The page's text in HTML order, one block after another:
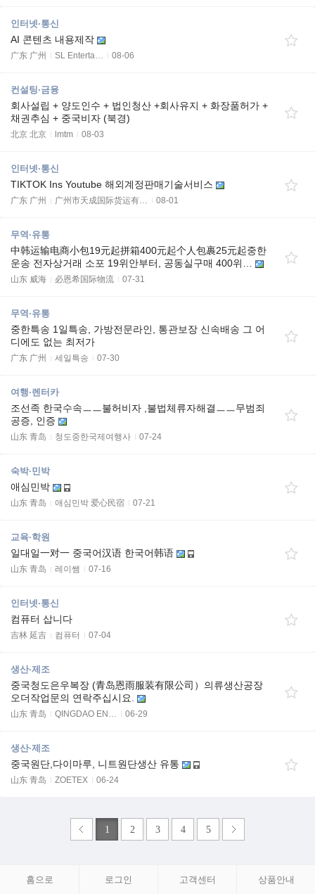
인터넷·통신
AI 콘텐츠 내용제작
广东 广州 SL Enterta… 08-06
컨설팅·금융
회사설립 + 양도인수 + 법인청산 +회사유지 + 화장품허가 +
채권추심 + 중국비자 (북경)
北京 北京 lmtm 08-03
인터넷·통신
TIKTOK Ins Youtube 해외계정판매기술서비스
广东 广州 广州市天成国际货运有… 08-01
무역·유통
中韩运输电商小包19元起拼箱400元起个人包裹25元起중한
운송 전자상거래 소포 19위안부터, 공동실구매 400위…
山东 威海 必恩希国际物流 07-31
무역·유통
중한특송 1일특송, 가방전문라인, 통관보장 신속배송 그 어
디에도 없는 최저가
广东 广州 세일특송 07-30
여행·렌터카
조선족 한국수속ㅡㅡ불허비자 ,불법체류자해결ㅡㅡ무범죄
공증, 인증
山东 青岛 청도중한국제여행사 07-24
숙박·민박
애심민박
山东 青岛 애심민박 爱心民宿 07-21
교육·학원
일대일一对一 중국어汉语 한국어韩语
山东 青岛 레이쌤 07-16
인터넷·통신
컴퓨터 삽니다
吉林 延吉 컴퓨터 07-04
생산·제조
중국청도은우복장 (青岛恩雨服装有限公司）의류생산공장
오더작업문의 연락주십시요.
山东 青岛 QINGDAO EN… 06-29
생산·제조
중국원단,다이마루, 니트원단생산 유통
山东 青岛 ZOETEX 06-24
1 2 3 4 5
홈으로 로그인 고객센터 상품안내